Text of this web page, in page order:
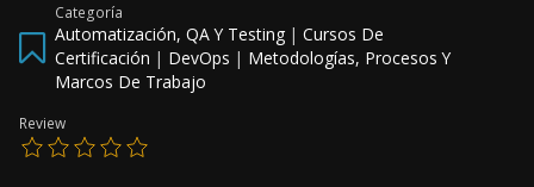
Categoría
Automatización, QA Y Testing | Cursos De
Certificación | DevOps | Metodologías, Procesos Y
Marcos De Trabajo
Review